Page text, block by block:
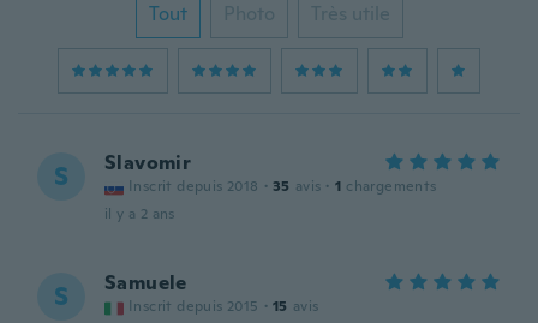
Tout Photo Très utile
S Slavomir
Inscrit depuis 2018 · 35 avis · 1 chargements
il y a 2 ans
S Samuele
Inscrit depuis 2015 · 15 avis